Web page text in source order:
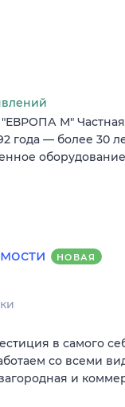
М" Частная
года — более 30
НОВАЯ
в самого
со всеми
и